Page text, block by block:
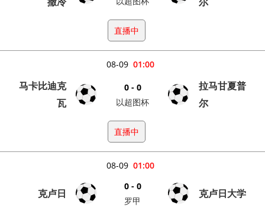
直播中
01:00
08-09
马卡比迪克
瓦
0 - 0
以超图杯
拉马甘夏普
尔
直播中
01:00
08-09
克卢日
0 - 0
罗甲
克卢日大学